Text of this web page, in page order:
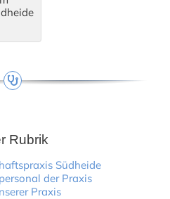
Rubrik
Südheide
der Praxis
Praxis